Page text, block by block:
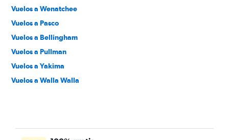
Vuelos a Wenatchee
Vuelos a Pasco
Vuelos a Bellingham
Vuelos a Pullman
Vuelos a Yakima
Vuelos a Walla Walla